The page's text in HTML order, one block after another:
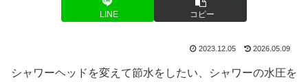
LINE コピー
2023.12.05 2026.05.09
シャワーヘッドを変えて節水をしたい、シャワーの水圧を